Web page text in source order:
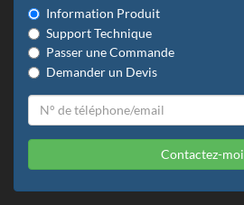
Information Produit
Support Technique
Passer une Commande
Demander un Devis
Contactez-moi